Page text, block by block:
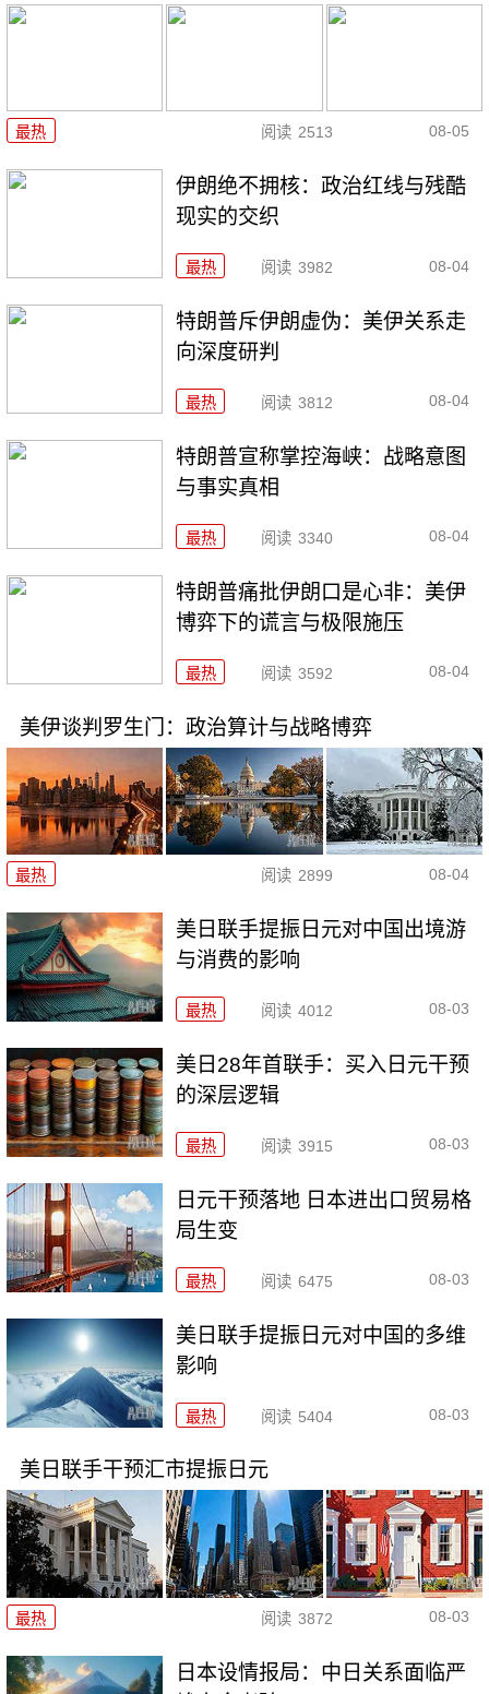
最热 阅读 2513 08-05
伊朗绝不拥核：政治红线与残酷
现实的交织
最热 阅读 3982 08-04
特朗普斥伊朗虚伪：美伊关系走
向深度研判
最热 阅读 3812 08-04
特朗普宣称掌控海峡：战略意图
与事实真相
最热 阅读 3340 08-04
特朗普痛批伊朗口是心非：美伊
博弈下的谎言与极限施压
最热 阅读 3592 08-04
美伊谈判罗生门：政治算计与战略博弈
最热 阅读 2899 08-04
美日联手提振日元对中国出境游
与消费的影响
最热 阅读 4012 08-03
美日28年首联手：买入日元干预
的深层逻辑
最热 阅读 3915 08-03
日元干预落地 日本进出口贸易格
局生变
最热 阅读 6475 08-03
美日联手提振日元对中国的多维
影响
最热 阅读 5404 08-03
美日联手干预汇市提振日元
最热 阅读 3872 08-03
日本设情报局：中日关系面临严